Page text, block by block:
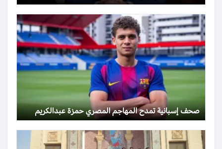
صحف إسبانية تمدح المهاجم المصري حمزة عبدالكريم